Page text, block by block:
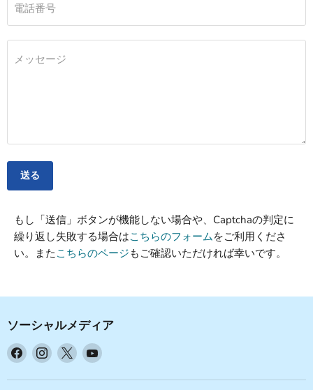
電話番号
メッセージ
送る
もし「送信」ボタンが機能しない場合や、Captchaの判定に
繰り返し失敗する場合はこちらのフォームをご利用くださ
い。またこちらのページ もご確認いただければ幸いです。
ソーシャルメディア
Facebook
見
Instagram
見
X
見
YouTube
見